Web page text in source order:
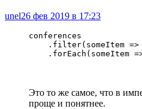
unel26 фев 2019 в 17:23
conferences
.filter(someItem
.forEach(someItem
Это то же самое, что в
проще и понятнее.